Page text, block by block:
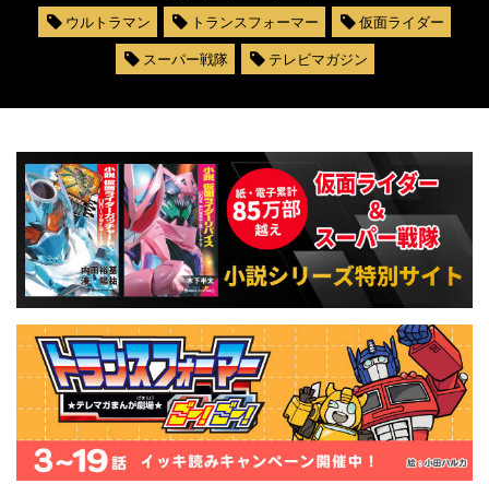
ウルトラマン トランスフォーマー
仮面ライダー
スーパー戦隊
テレビマガジン